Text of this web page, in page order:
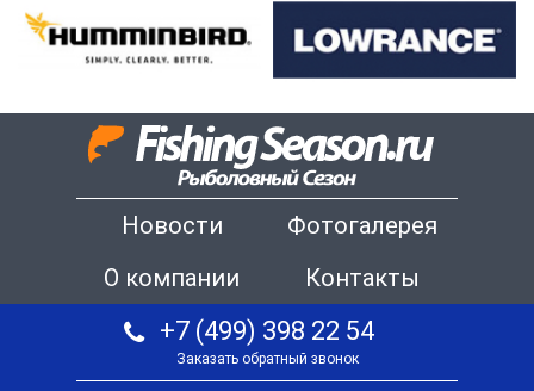
Новости
Фотогалерея
О компании
Контакты
+7 (499) 398 22 54
Заказать обратный звонок